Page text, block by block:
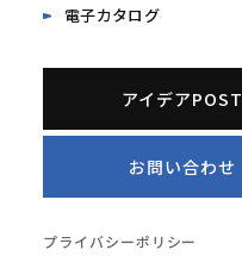
電子カタログ
アイデアPOST
お問い合わせ
プライバシーポリシー